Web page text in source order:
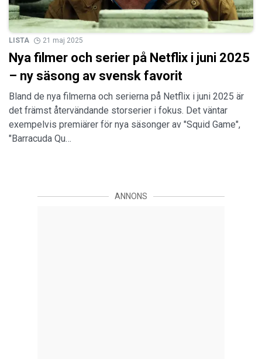
LISTA 21 maj 2025
Nya filmer och serier på Netflix i juni 2025
– ny säsong av svensk favorit
Bland de nya filmerna och serierna på Netflix i juni 2025 är
det främst återvändande storserier i fokus. Det väntar
exempelvis premiärer för nya säsonger av "Squid Game",
"Barracuda Qu…
ANNONS